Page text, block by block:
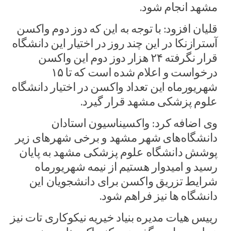
مشهد انجام شود.
قلیان افزود: با توجه به این که دوز دوم واکسن
آسترازنکا در این چند روز در اختیار این دانشگاه
قرار نگرفته ۲۴ هزار دوز دوم این واکسن
درخواست و اعلام شده است که تا ۱۵
شهریورماه این تعداد واکسن در اختیار دانشگاه
علوم پزشکی مشهد قرار گیرد.
وی اضافه کرد: واکسیناسیون استادان
دانشگاه‌های شهر مشهد و برخی شهرهای زیر
پوشش دانشگاه علوم پزشکی مشهد به پایان
رسید و امیدوار هستیم از نیمه شهریورماه
شرایط تزریق واکسن برای دانشجویان این
دانشگاه ها نیز فراهم شود.
رییس هیات مدیره بنیاد خیریه نیکوکاری تات نیز